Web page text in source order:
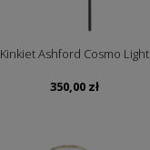
Kinkiet Ashford Cosmo Light
350,00 zł